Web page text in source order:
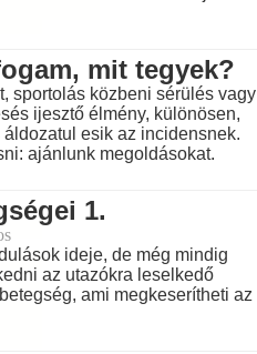
mit tegyek?
sportolás közbeni sérülés vagy
ijesztő élmény, különösen,
esik az incidensnek.
ajánlunk megoldásokat.
1.
ideje, de még mindig
az utazókra leselkedő
ami megkeserítheti az